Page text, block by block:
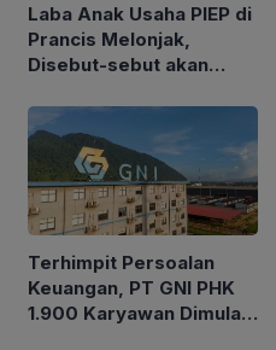
Laba Anak Usaha PIEP di
Prancis Melonjak,
Disebut-sebut akan
Migas Kanada
Terhimpit Persoalan
Keuangan, PT GNI PHK
1.900 Karyawan Dimulai